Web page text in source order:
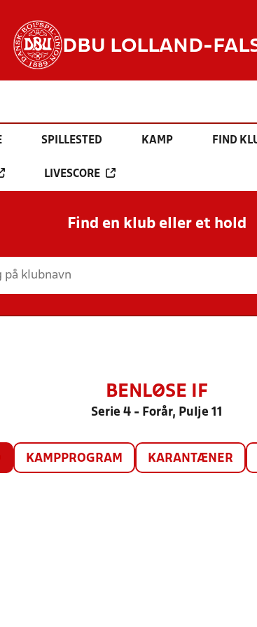
DBU LOLLAND-
SPILLESTED KAMP FIND
LIVESCORE
Find en klub eller et hold
BENLØSE IF
Serie 4 - Forår, Pulje 11
KAMPPROGRAM KARANTÆNER